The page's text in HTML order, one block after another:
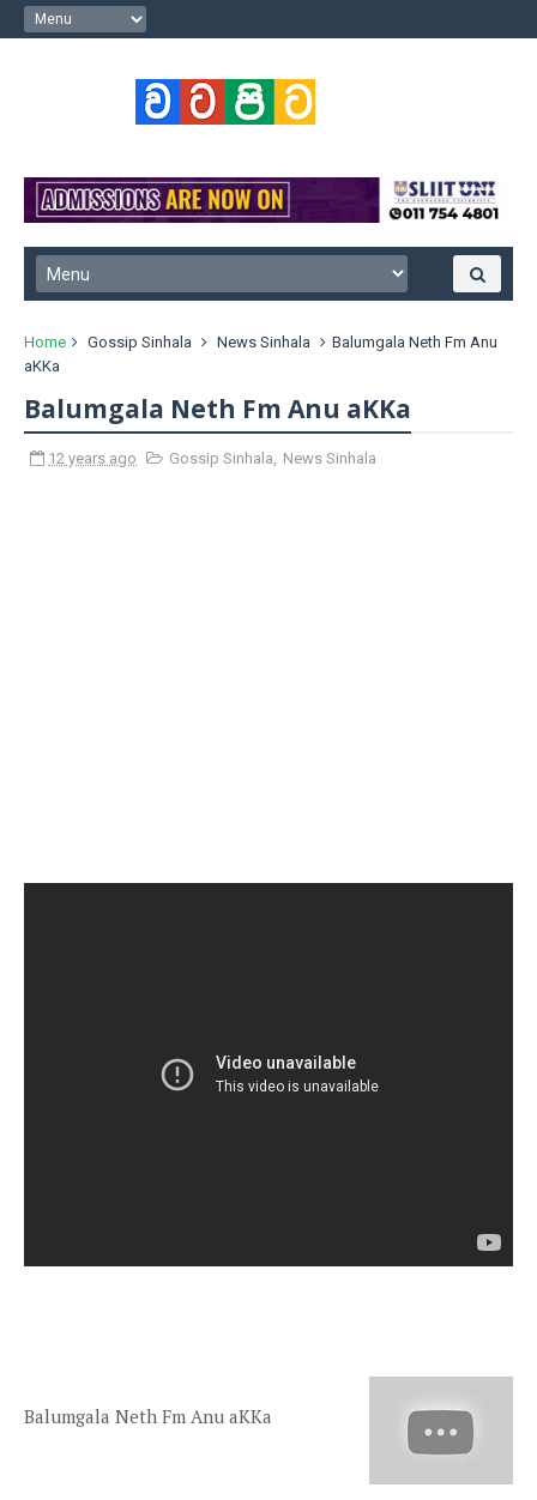
Home Gossip Sinhala News Sinhala
Balumgala Neth Fm Anu
aKKa
Balumgala Neth Fm Anu aKKa
12 years ago Gossip Sinhala News Sinhala
Balumgala Neth Fm Anu aKKa